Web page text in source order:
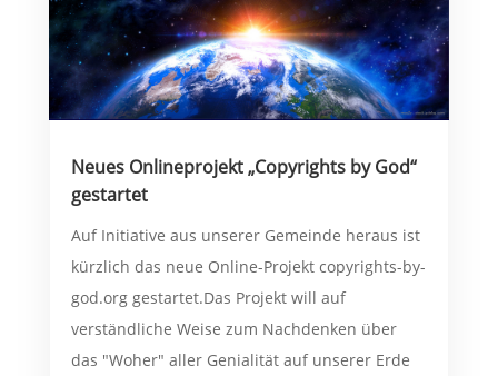
Neues Onlineprojekt „Copyrights by God“
gestartet
Auf Initiative aus unserer Gemeinde heraus ist
kürzlich das neue Online-Projekt copyrights-by-
god.org gestartet.Das Projekt will auf
verständliche Weise zum Nachdenken über
das "Woher" aller Genialität auf unserer Erde